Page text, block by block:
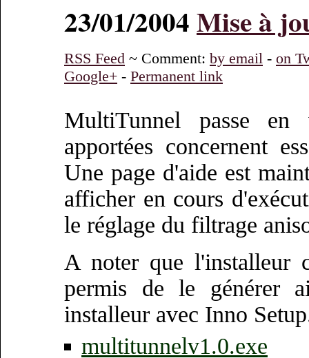
23/01/2004Mise à
RSS Feed ~ Comment: by email - on
Google+ - Permanent link
MultiTunnel passe en
apportées concernent
Une page d'aide est
afficher en cours
le réglage du filtrage
A noter que l'installeur
permis de le générer
installeur avec Inno
multitunnelv1.0.exe